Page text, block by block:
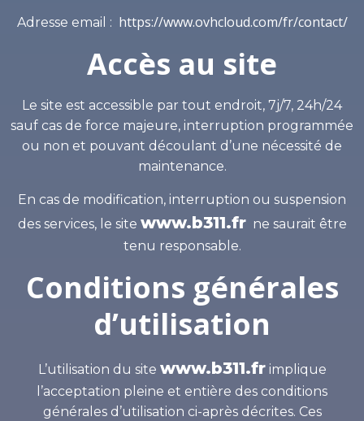
Adresse email : https://www.ovhcloud.com/fr/contact/
Accès au site
Le site est accessible par tout endroit, 7j/7, 24h/24
sauf cas de force majeure, interruption programmée
ou non et pouvant découlant d’une nécessité de
maintenance.
En cas de modification, interruption ou suspension
des services, le site www.b311.fr ne saurait être
tenu responsable.
Conditions générales
d’utilisation
L’utilisation du site www.b311.frimplique
l’acceptation pleine et entière des conditions
générales d’utilisation ci-après décrites. Ces